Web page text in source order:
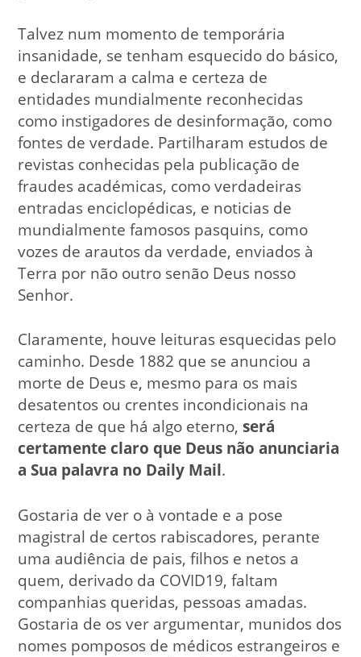
Talvez num momento de temporária
insanidade, se tenham esquecido do básico,
e declararam a calma e certeza de
entidades mundialmente reconhecidas
como instigadores de desinformação, como
fontes de verdade. Partilharam estudos de
revistas conhecidas pela publicação de
fraudes académicas, como verdadeiras
entradas enciclopédicas, e noticias de
mundialmente famosos pasquins, como
vozes de arautos da verdade, enviados à
Terra por não outro senão Deus nosso
Senhor.
Claramente, houve leituras esquecidas pelo
caminho. Desde 1882 que se anunciou a
morte de Deus e, mesmo para os mais
desatentos ou crentes incondicionais na
certeza de que há algo eterno, será
certamente claro que Deus não anunciaria
a Sua palavra no Daily Mail.
Gostaria de ver o à vontade e a pose
magistral de certos rabiscadores, perante
uma audiência de pais, filhos e netos a
quem, derivado da COVID19, faltam
companhias queridas, pessoas amadas.
Gostaria de os ver argumentar, munidos dos
nomes pomposos de médicos estrangeiros e